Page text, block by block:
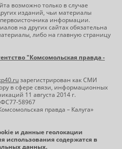
возможно только в случае
изданий, чьи материалы
информации.
на других сайтах обязательна
либо на главную страницу
"Комсомольская правда -
зарегистрирован как СМИ
в сфере связи, информационных
11 августа 2014 г.
58967
правда – Калуга»
и данные геолокации
использования содержатся в
данных.